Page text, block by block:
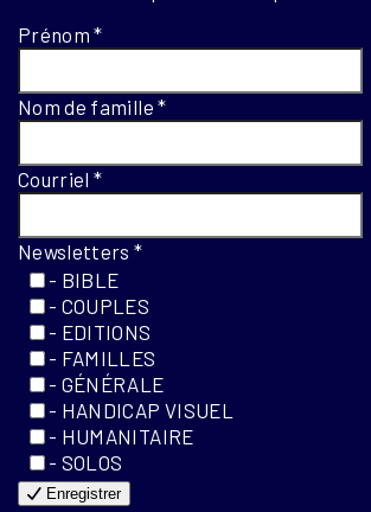
Prénom*
Nom de famille*
Courriel*
Newsletters*
- BIBLE
- COUPLES
- EDITIONS
- FAMILLES
- GÉNÉRALE
- HANDICAP VISUEL
- HUMANITAIRE
- SOLOS
Enregistrer